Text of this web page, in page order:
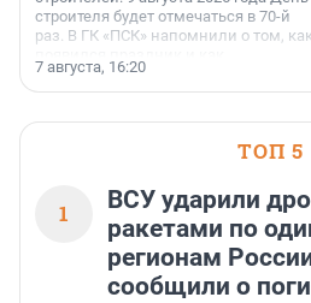
строителя будет отмечаться в 70-й
раз. В ГК «ПСК» напомнили о том, как
поменялась роль строительства.
7 августа, 16:20
ТОП 5
1
ВСУ ударили
ракетами по
регионам
сообщили о